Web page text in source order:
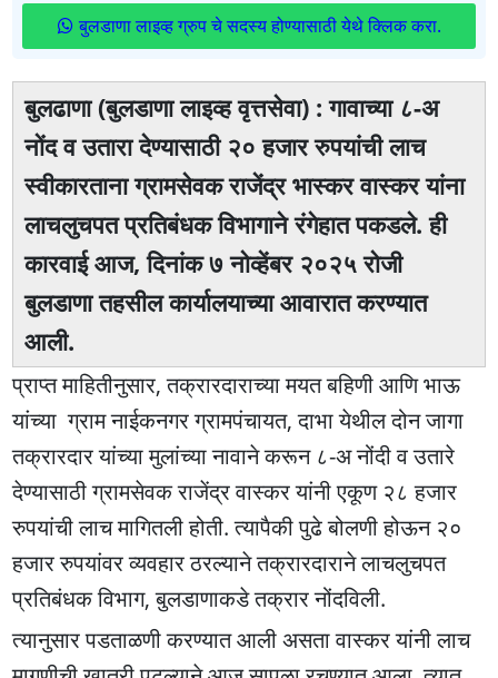
बुलडाणा लाइव्ह ग्रुप चे सदस्य होण्यासाठी येथे क्लिक करा.
बुलढाणा (बुलडाणा लाइव्ह वृत्तसेवा) : गावाच्या ८-अ
नोंद व उतारा देण्यासाठी २० हजार रुपयांची लाच
स्वीकारताना ग्रामसेवक राजेंद्र भास्कर वास्कर यांना
लाचलुचपत प्रतिबंधक विभागाने रंगेहात पकडले. ही
कारवाई आज, दिनांक ७ नोव्हेंबर २०२५ रोजी
बुलडाणा तहसील कार्यालयाच्या आवारात करण्यात
आली.
प्राप्त माहितीनुसार, तक्रारदाराच्या मयत बहिणी आणि भाऊ
यांच्या ग्राम नाईकनगर ग्रामपंचायत, दाभा येथील दोन जागा
तक्रारदार यांच्या मुलांच्या नावाने करून ८-अ नोंदी व उतारे
देण्यासाठी ग्रामसेवक राजेंद्र वास्कर यांनी एकूण २८ हजार
रुपयांची लाच मागितली होती. त्यापैकी पुढे बोलणी होऊन २०
हजार रुपयांवर व्यवहार ठरल्याने तक्रारदाराने लाचलुचपत
प्रतिबंधक विभाग, बुलडाणाकडे तक्रार नोंदविली.
त्यानुसार पडताळणी करण्यात आली असता वास्कर यांनी लाच